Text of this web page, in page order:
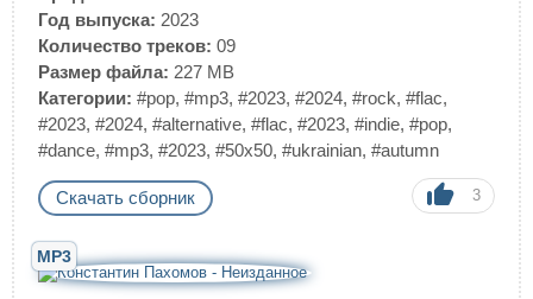
Год выпуска: 2023
Количество треков: 09
Размер файла: 227 MB
Категории: #pop, #mp3, #2023, #2024, #rock, #flac,
#2023, #2024, #alternative, #flac, #2023, #indie, #pop,
#dance, #mp3, #2023, #50x50, #ukrainian, #autumn
Скачать сборник 3
MP3